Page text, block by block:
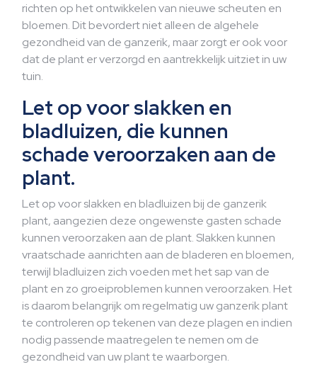
richten op het ontwikkelen van nieuwe scheuten en
bloemen. Dit bevordert niet alleen de algehele
gezondheid van de ganzerik, maar zorgt er ook voor
dat de plant er verzorgd en aantrekkelijk uitziet in uw
tuin.
Let op voor slakken en
bladluizen, die kunnen
schade veroorzaken aan de
plant.
Let op voor slakken en bladluizen bij de ganzerik
plant, aangezien deze ongewenste gasten schade
kunnen veroorzaken aan de plant. Slakken kunnen
vraatschade aanrichten aan de bladeren en bloemen,
terwijl bladluizen zich voeden met het sap van de
plant en zo groeiproblemen kunnen veroorzaken. Het
is daarom belangrijk om regelmatig uw ganzerik plant
te controleren op tekenen van deze plagen en indien
nodig passende maatregelen te nemen om de
gezondheid van uw plant te waarborgen.